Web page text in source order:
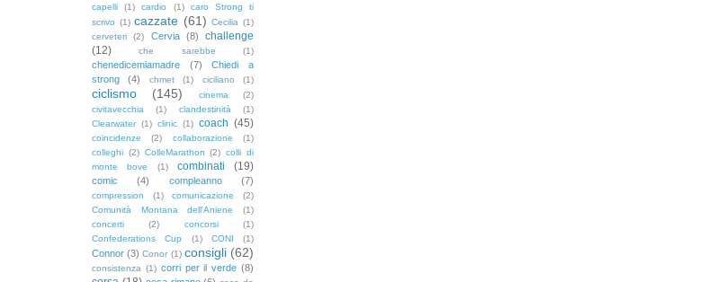
capelli
(1) cardio (1)
caro Strong ti
scrivo (1) cazzate (61) Cecilia (1)
cerveteri
(2) Cervia (8)
challenge
(12)
che sarebbe (1)
chenedicemiamadre (7)
Chiedi a
strong
(4) chmet (1) ciciliano (1)
ciclismo (145) cinema
(2)
civitavecchia
(1) clandestinità
(1)
Clearwater (1) clinic (1) coach (45)
coincidenze (2) collaborazione
(1)
colleghi (2) ColleMarathon (2) colli di
monte bove
(1) combinati (19)
comic (4) compleanno (7)
compression (1) comunicazione
(2)
Comunità Montana dell'Aniene
(1)
concerti
(2) concorsi
(1)
Confederations Cup
(1) CONI (1)
Connor (3) Conor (1) consigli (62)
consistenza (1) corri per il verde (8)